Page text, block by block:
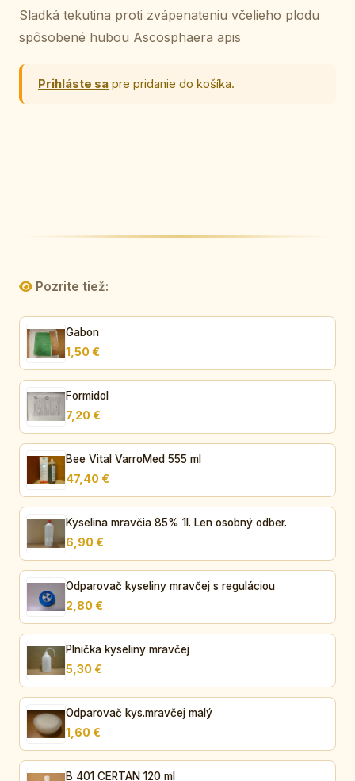
Sladká tekutina proti zvápenateniu včelieho plodu
spôsobené hubou Ascosphaera apis
Prihláste sa pre pridanie do košíka.
Pozrite tiež:
Gabon
1,50 €
Formidol
7,20 €
Bee Vital VarroMed 555 ml
47,40 €
Kyselina mravčia 85% 1l. Len osobný odber.
6,90 €
Odparovač kyseliny mravčej s reguláciou
2,80 €
Plnička kyseliny mravčej
5,30 €
Odparovač kys.mravčej malý
1,60 €
B 401 CERTAN 120 ml